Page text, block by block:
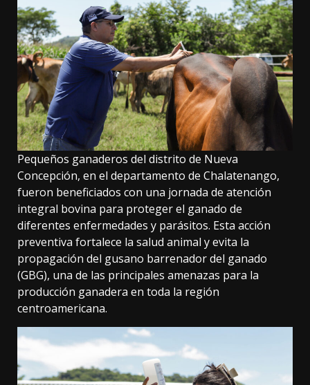
Pequeños ganaderos del distrito de Nueva
Concepción, en el departamento de Chalatenango,
fueron beneficiados con una jornada de atención
integral bovina para proteger el ganado de
diferentes enfermedades y parásitos. Esta acción
preventiva fortalece la salud animal y evita la
propagación del gusano barrenador del ganado
(GBG), una de las principales amenazas para la
producción ganadera en toda la región
centroamericana.